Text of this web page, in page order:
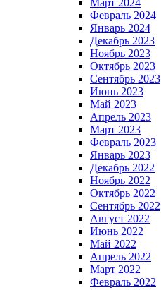
Март 2024
Февраль 2024
Январь 2024
Декабрь 2023
Ноябрь 2023
Октябрь 2023
Сентябрь 2023
Июнь 2023
Май 2023
Апрель 2023
Март 2023
Февраль 2023
Январь 2023
Декабрь 2022
Ноябрь 2022
Октябрь 2022
Сентябрь 2022
Август 2022
Июнь 2022
Май 2022
Апрель 2022
Март 2022
Февраль 2022